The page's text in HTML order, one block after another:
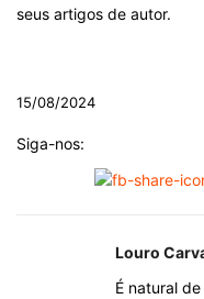
seus artigos de autor.
15/08/2024
Siga-nos:
Louro
É natural